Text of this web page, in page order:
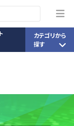
カテゴリから
探す